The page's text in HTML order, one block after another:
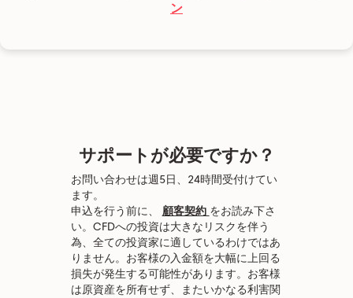
ン
サポートが必要ですか？
お問い合わせは週5日、24時間受付けてい
ます。
申込を行う前に、 顧客契約 をお読み下さ
い。CFDへの投資は大きなリスクを伴う
為、全ての投資家に適しているわけではあ
りません。お客様の入金額を大幅に上回る
損失が発生する可能性があります。お客様
は原資産を所有せず、またいかなる利害関